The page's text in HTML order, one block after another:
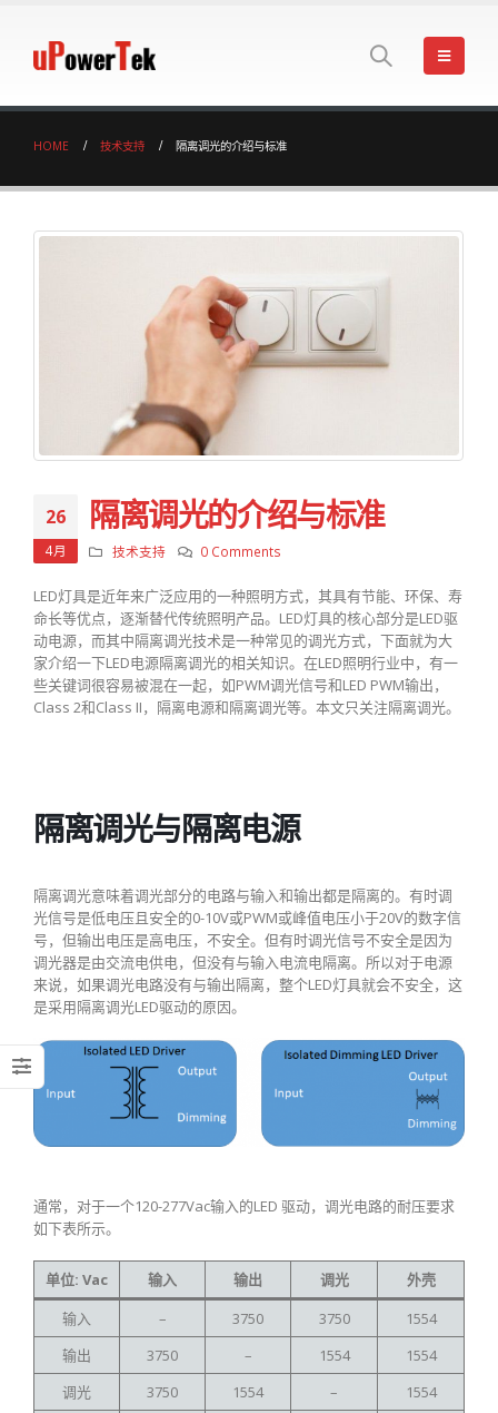
HOME 技术支持 隔离调光的介绍与标准
26
4月
隔离调光的介绍与标准
技术支持 0 Comments
LED灯具是近年来广泛应用的一种照明方式，其具有节能、环保、寿
命长等优点，逐渐替代传统照明产品。LED灯具的核心部分是LED驱
动电源，而其中隔离调光技术是一种常见的调光方式，下面就为大
家介绍一下LED电源隔离调光的相关知识。在LED照明行业中，有一
些关键词很容易被混在一起，如PWM调光信号和LED PWM输出，
Class 2和Class II，隔离电源和隔离调光等。本文只关注隔离调光。
隔离调光与隔离电源
隔离调光意味着调光部分的电路与输入和输出都是隔离的。有时调
光信号是低电压且安全的0-10V或PWM或峰值电压小于20V的数字信
号，但输出电压是高电压，不安全。但有时调光信号不安全是因为
调光器是由交流电供电，但没有与输入电流电隔离。所以对于电源
来说，如果调光电路没有与输出隔离，整个LED灯具就会不安全，这
是采用隔离调光LED驱动的原因。
通常，对于一个120-277Vac输入的LED 驱动，调光电路的耐压要求
如下表所示。
单位: Vac 输入 输出 调光
外壳
输入
– 3750 3750
1554
输出
3750 – 1554
1554
调光
3750 1554 –
1554